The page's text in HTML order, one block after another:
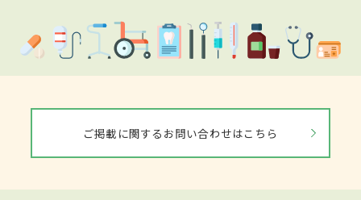
ご掲載に関するお問い合わせはこちら